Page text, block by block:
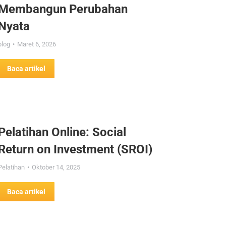
Perubahan
Maret 6, 2026
Baca artikel
Online: Social
on Investment (SROI)
Oktober 14, 2025
Baca artikel